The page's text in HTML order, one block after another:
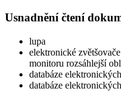
Usnadnění čtení
lupa
elektronické
monitoru rozsáhlejší
databáze
databáze